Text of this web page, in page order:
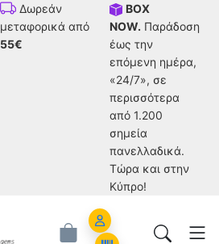
Δωρεάν
μεταφορικά από
55€
BOX
NOW. Παράδοση
έως την
επόμενη ημέρα,
«24/7», σε
περισσότερα
από 1.200
σημεία
πανελλαδικά.
Tώρα και στην
Κύπρο!
Account